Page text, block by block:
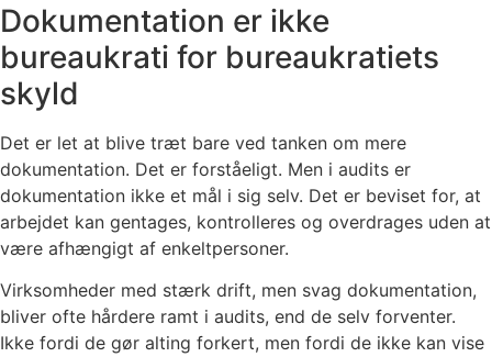
Dokumentation er ikke
bureaukrati for bureaukratiets
skyld
Det er let at blive træt bare ved tanken om mere
dokumentation. Det er forståeligt. Men i audits er
dokumentation ikke et mål i sig selv. Det er beviset for, at
arbejdet kan gentages, kontrolleres og overdrages uden at
være afhængigt af enkeltpersoner.
Virksomheder med stærk drift, men svag dokumentation,
bliver ofte hårdere ramt i audits, end de selv forventer.
Ikke fordi de gør alting forkert, men fordi de ikke kan vise